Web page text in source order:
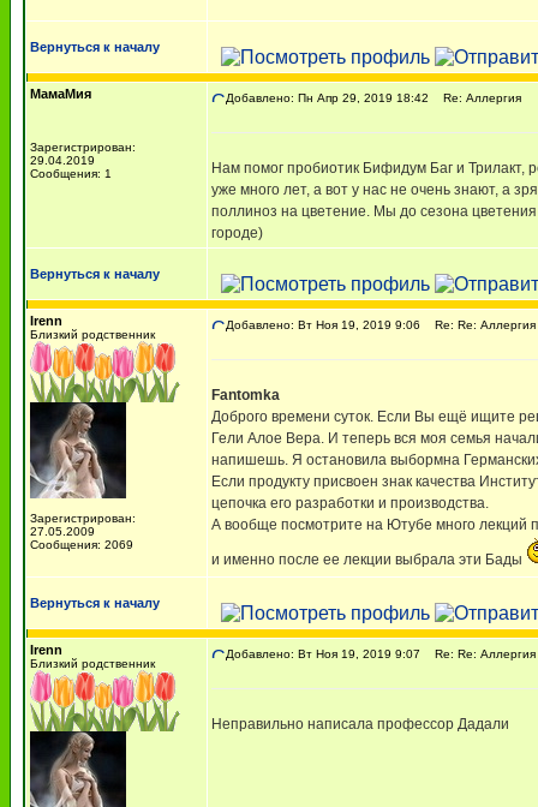
Вернуться к началу
МамаМия
Зарегистрирован:
29.04.2019
Сообщения: 1
Добавлено: Пн Апр 29, 2019 18:42 Re: Аллергия
Нам помог пробиотик Бифидум Баг и Трилакт,
уже много лет, а вот у нас не очень знают, а
поллиноз на цветение. Мы до сезона
городе)
Вернуться к началу
Irenn
Близкий родственник
Зарегистрирован:
27.05.2009
Сообщения: 2069
Добавлено: Вт Ноя 19, 2019 9:06 Re: Re:
Fantomka
Доброго времени суток. Если Вы ещё ищите
Гели Алое Вера. И теперь вся моя семья
напишешь. Я остановила выбормна
Если продукту присвоен знак качества
цепочка его разработки и производства.
А вообще посмотрите на Ютубе много лекций
и именно после ее лекции выбрала эти Бады
Вернуться к началу
Irenn
Близкий родственник
Добавлено: Вт Ноя 19, 2019 9:07 Re: Re:
Неправильно написала профессор Дадали